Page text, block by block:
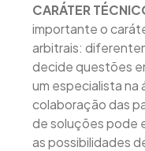
CARÁTER
importante o
arbitrais:
decide questões
um especialista na
colaboração das
de soluções pode
as possibilidades